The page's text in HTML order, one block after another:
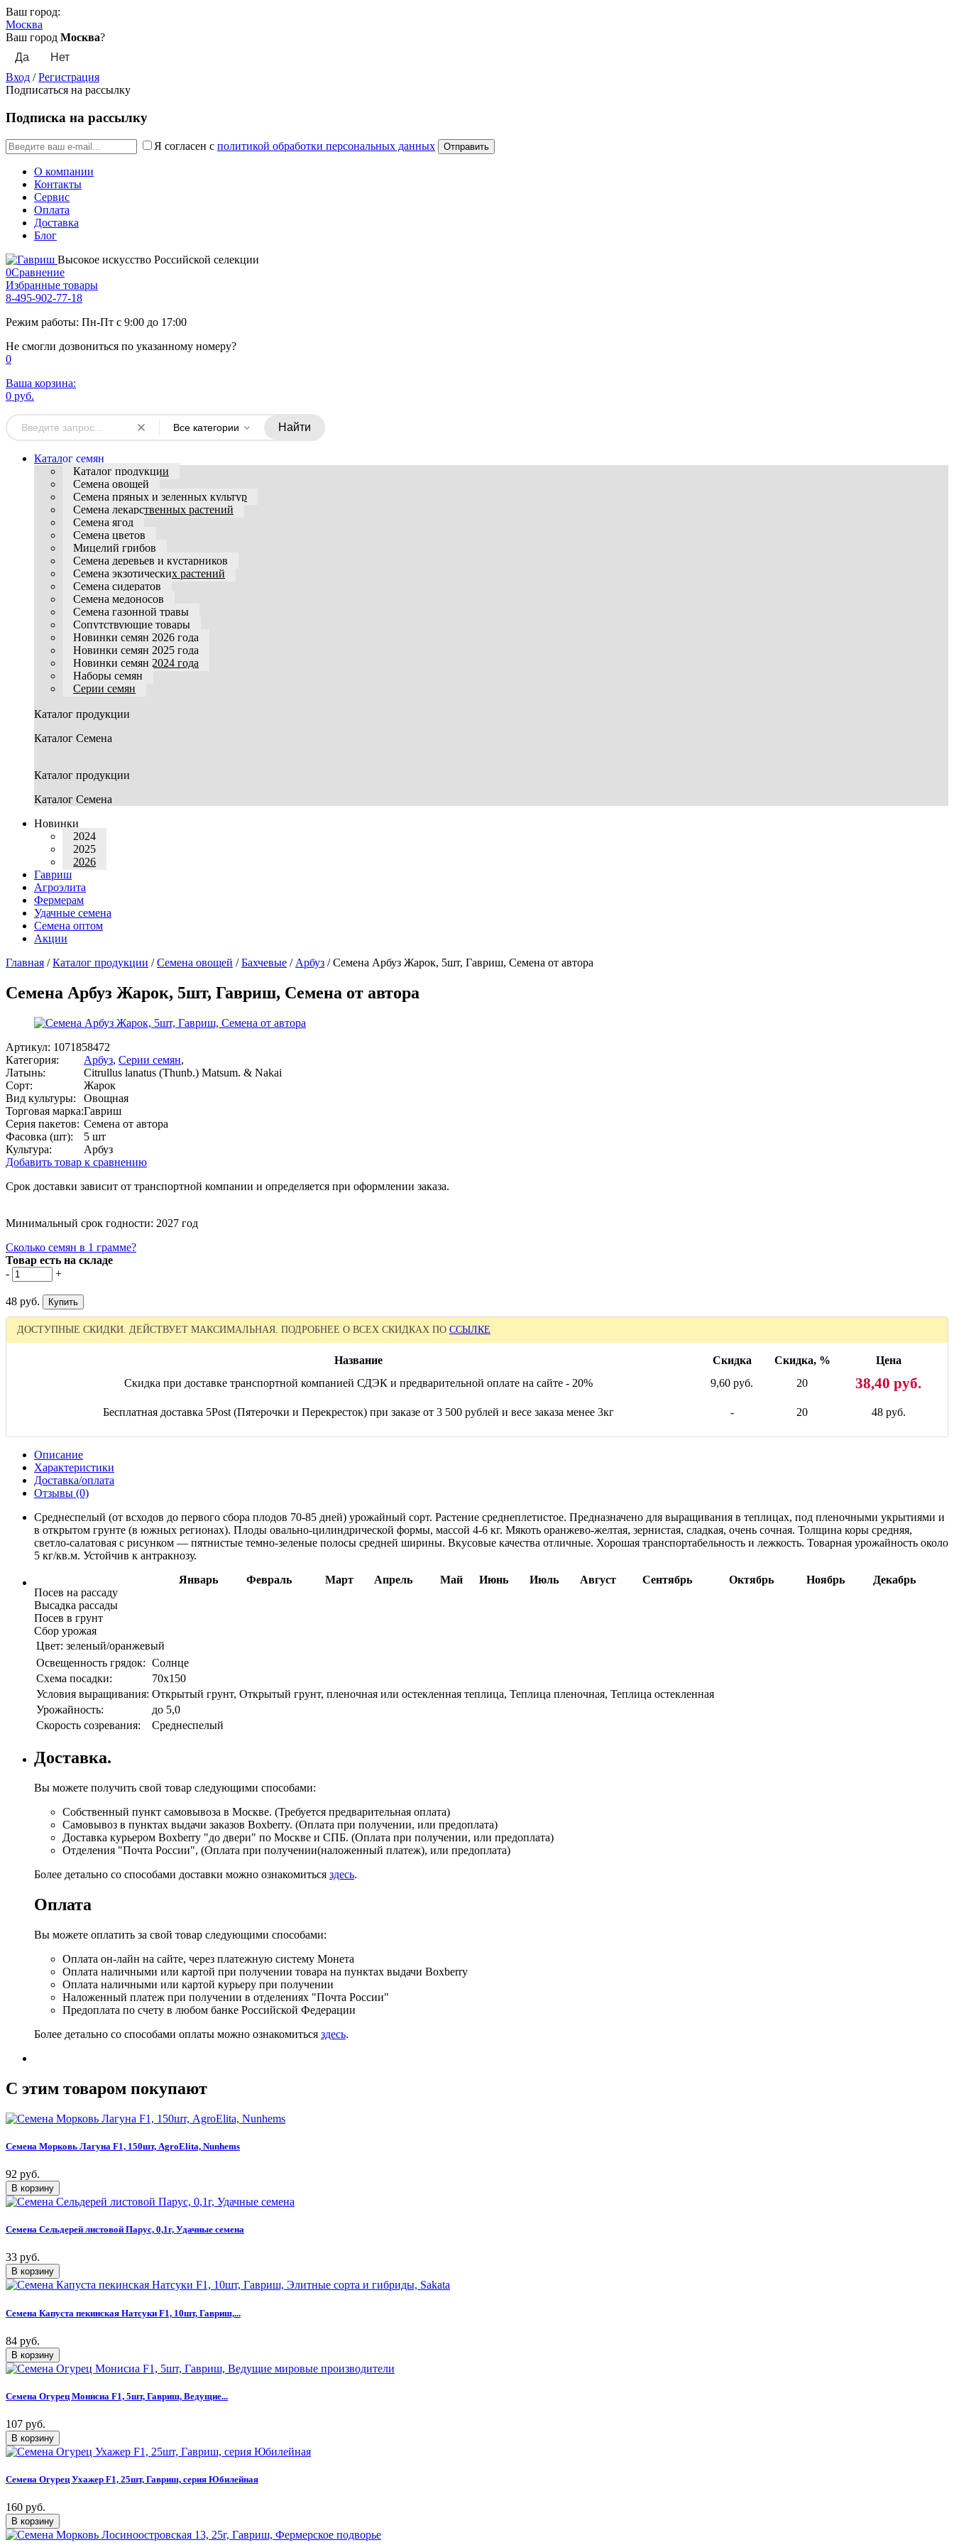
Ваш город:
Москва
Ваш город Москва?
Вход /Регистрация
Подписаться на рассылку
Подписка на рассылку
Я согласен с политикой обработки персональных данных
О компании
Контакты
Сервис
Оплата
Доставка
Блог
Высокое искусство Российской селекции
0Сравнение
Избранные товары
8-495-902-77-18
Режим работы: Пн-Пт с 9:00 до 17:00
Не смогли дозвониться по указанному номеру?
0
Ваша корзина:
0 руб.
Все категории Найти
Каталог семян
Каталог продукции
Семена овощей
Семена пряных и зеленных культур
Семена лекарственных растений
Семена ягод
Семена цветов
Мицелий грибов
Семена деревьев и кустарников
Семена экзотических растений
Семена сидератов
Семена медоносов
Семена газонной травы
Сопутствующие товары
Новинки семян 2026 года
Новинки семян 2025 года
Новинки семян 2024 года
Наборы семян
Серии семян
Каталог продукции
Каталог Семена
Каталог продукции
Каталог Семена
Новинки
2024
2025
2026
Гавриш
Агроэлита
Фермерам
Удачные семена
Семена оптом
Акции
Главная /Каталог продукции /Семена овощей /Бахчевые /Арбуз /Семена Арбуз Жарок, 5шт, Гавриш, Семена от автора
Семена Арбуз Жарок, 5шт, Гавриш, Семена от автора
Артикул: 1071858472
Категория:
Арбуз, Серии семян,
Латынь:
Citrullus lanatus (Thunb.) Matsum. & Nakai
Сорт:
Жарок
Вид культуры:
Овощная
Торговая марка:Гавриш
Серия пакетов: Семена от автора
Фасовка (шт):
5 шт
Культура:
Арбуз
Добавить товар к сравнению
Срок доставки зависит от транспортной компании и определяется при оформлении заказа.
Минимальный срок годности: 2027 год
Сколько семян в 1 грамме?
Товар есть на складе
-
+
48 руб.
ДОСТУПНЫЕ СКИДКИ. ДЕЙСТВУЕТ МАКСИМАЛЬНАЯ. ПОДРОБНЕЕ О ВСЕХ СКИДКАХ ПО ССЫЛКЕ
Название Скидка Скидка, %
Цена
Скидка при доставке транспортной компанией СДЭК и предварительной оплате на сайте - 20%
9,60 руб. 20 38,40 руб.
Бесплатная доставка 5Post (Пятерочки и Перекресток) при заказе от 3 500 рублей и весе заказа менее 3кг - 20 48 руб.
Описание
Характеристики
Доставка/оплата
Отзывы (0)
Среднеспелый (от всходов до первого сбора плодов 70-85 дней) урожайный сорт. Растение среднеплетистое. Предназначено для выращивания в теплицах, под пленочными укрытиями и
в открытом грунте (в южных регионах). Плоды овально-цилиндрической формы, массой 4-6 кг. Мякоть оранжево-желтая, зернистая, сладкая, очень сочная. Толщина коры средняя,
светло-салатовая с рисунком — пятнистые темно-зеленые полосы средней ширины. Вкусовые качества отличные. Хорошая транспортабельность и лежкость. Товарная урожайность около
5 кг/кв.м. Устойчив к антракнозу.
Январь
Февраль Март Апрель Май Июнь Июль Август Сентябрь Октябрь Ноябрь
Декабрь
Посев на рассаду
Высадка рассады
Посев в грунт
Сбор урожая
Цвет: зеленый/оранжевый
Освещенность грядок: Солнце
Схема посадки:
70х150
Условия выращивания: Открытый грунт, Открытый грунт, пленочная или остекленная теплица, Теплица пленочная, Теплица остекленная
Урожайность:
до 5,0
Скорость созревания:
Среднеспелый
Доставка.
Вы можете получить свой товар следующими способами:
Собственный пункт самовывоза в Москве. (Требуется предварительная оплата)
Самовывоз в пунктах выдачи заказов Boxberry. (Оплата при получении, или предоплата)
Доставка курьером Boxberry "до двери" по Москве и СПБ. (Оплата при получении, или предоплата)
Отделения "Почта России", (Оплата при получении(наложенный платеж), или предоплата)
Более детально со способами доставки можно ознакомиться здесь.
Оплата
Вы можете оплатить за свой товар следующими способами:
Оплата он-лайн на сайте, через платежную систему Монета
Оплата наличными или картой при получении товара на пунктах выдачи Boxberry
Оплата наличными или картой курьеру при получении
Наложенный платеж при получении в отделениях "Почта России"
Предоплата по счету в любом банке Российской Федерации
Более детально со способами оплаты можно ознакомиться здесь.
C этим товаром покупают
Семена Морковь Лагуна F1, 150шт, AgroElita, Nunhems
92 руб.
Семена Сельдерей листовой Парус, 0,1г, Удачные семена
33 руб.
Семена Капуста пекинская Натсуки F1, 10шт, Гавриш,...
84 руб.
Семена Огурец Монисиа F1, 5шт, Гавриш, Ведущие...
107 руб.
Семена Огурец Ухажер F1, 25шт, Гавриш, серия Юбилейная
160 руб.